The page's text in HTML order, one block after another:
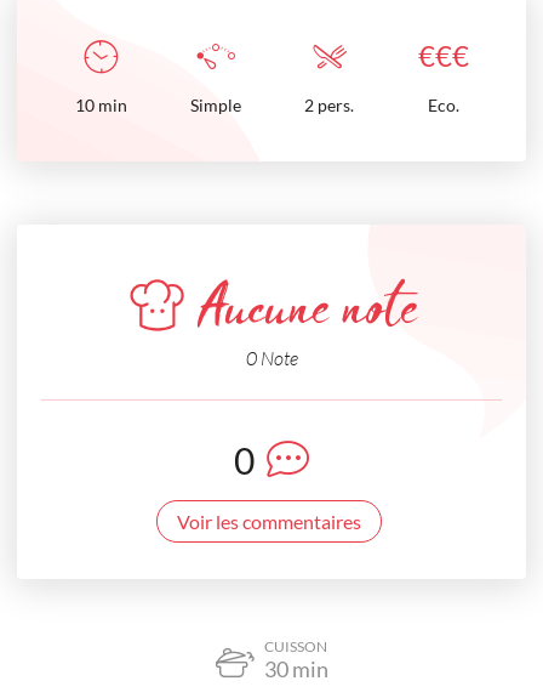
€€€
10 min Simple 2 pers. Eco.
Aucune note
0 Note
0
Voir les commentaires
CUISSON
30min